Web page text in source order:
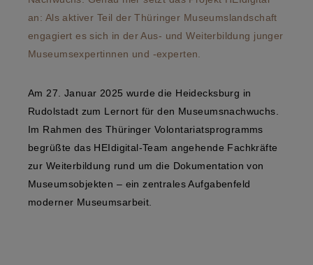
an: Als aktiver Teil der Thüringer Museumslandschaft
engagiert es sich in der Aus- und Weiterbildung junger
Museumsexpertinnen und -experten.
Am 27. Januar 2025 wurde die Heidecksburg in
Rudolstadt zum Lernort für den Museumsnachwuchs.
Im Rahmen des Thüringer Volontariatsprogramms
begrüßte das HEIdigital-Team angehende Fachkräfte
zur Weiterbildung rund um die Dokumentation von
Museumsobjekten – ein zentrales Aufgabenfeld
moderner Museumsarbeit.